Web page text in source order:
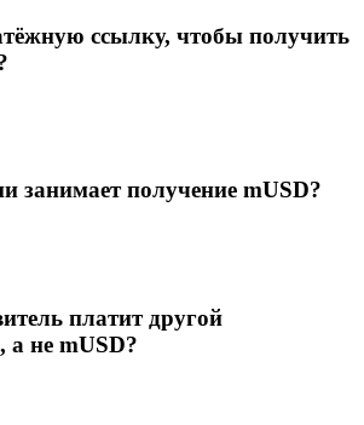
ссылку, чтобы получить
занимает получение mUSD?
платит другой
а не mUSD?